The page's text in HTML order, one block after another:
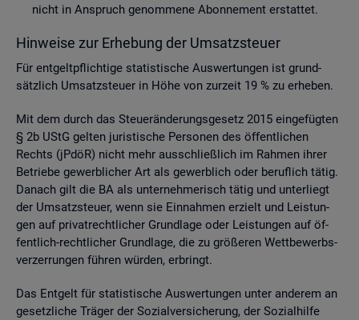
nicht in An­spruch ge­nom­me­ne Abon­ne­ment er­stat­tet.
Hin­wei­se zur Er­he­bung der Um­satz­steu­er
Für ent­gelt­pflich­ti­ge sta­tis­ti­sche Aus­wer­tun­gen ist grund­
sätz­lich Um­satz­steu­er in Höhe von zur­zeit 19 % zu er­he­ben.
Mit dem durch das Steu­er­än­de­rungs­ge­setz 2015 ein­ge­füg­ten
§ 2b UStG gel­ten ju­ris­ti­sche Per­so­nen des öf­fent­li­chen
Rechts (jPdöR) nicht mehr aus­schlie­ß­lich im Rah­men ihrer
Be­trie­be ge­werb­li­cher Art als ge­werb­lich oder be­ruf­lich tätig.
Da­nach gilt die BA als un­ter­neh­me­risch tätig und un­ter­liegt
der Um­satz­steu­er, wenn sie Ein­nah­men er­zielt und Leis­tun­
gen auf pri­vat­recht­li­cher Grund­la­ge oder Leis­tun­gen auf öf­
fent­lich-recht­li­cher Grund­la­ge, die zu grö­ße­ren Wett­be­werbs­
ver­zer­run­gen füh­ren wür­den, er­bringt.
Das Ent­gelt für sta­tis­ti­sche Aus­wer­tun­gen unter an­de­rem an
ge­setz­li­che Trä­ger der So­zi­al­ver­si­che­rung, der So­zi­al­hil­fe